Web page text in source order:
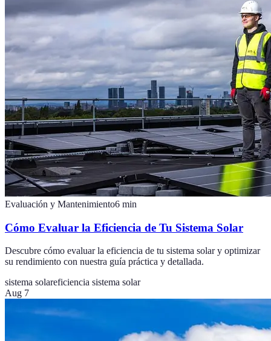
Evaluación y Mantenimiento6 min
Cómo Evaluar la Eficiencia de Tu Sistema Solar
Descubre cómo evaluar la eficiencia de tu sistema solar y optimizar
su rendimiento con nuestra guía práctica y detallada.
sistema solareficiencia sistema solar
Aug 7